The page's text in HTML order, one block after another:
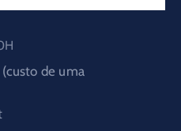
de uma